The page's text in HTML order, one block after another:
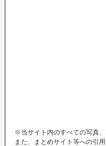
※当サイト内のすべての写真、
また、まとめサイト等への引